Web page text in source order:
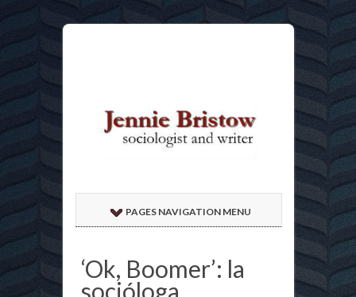
PAGES NAVIGATION MENU
‘Ok, Boomer’: la
socióloga